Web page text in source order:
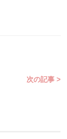
次の記事 >